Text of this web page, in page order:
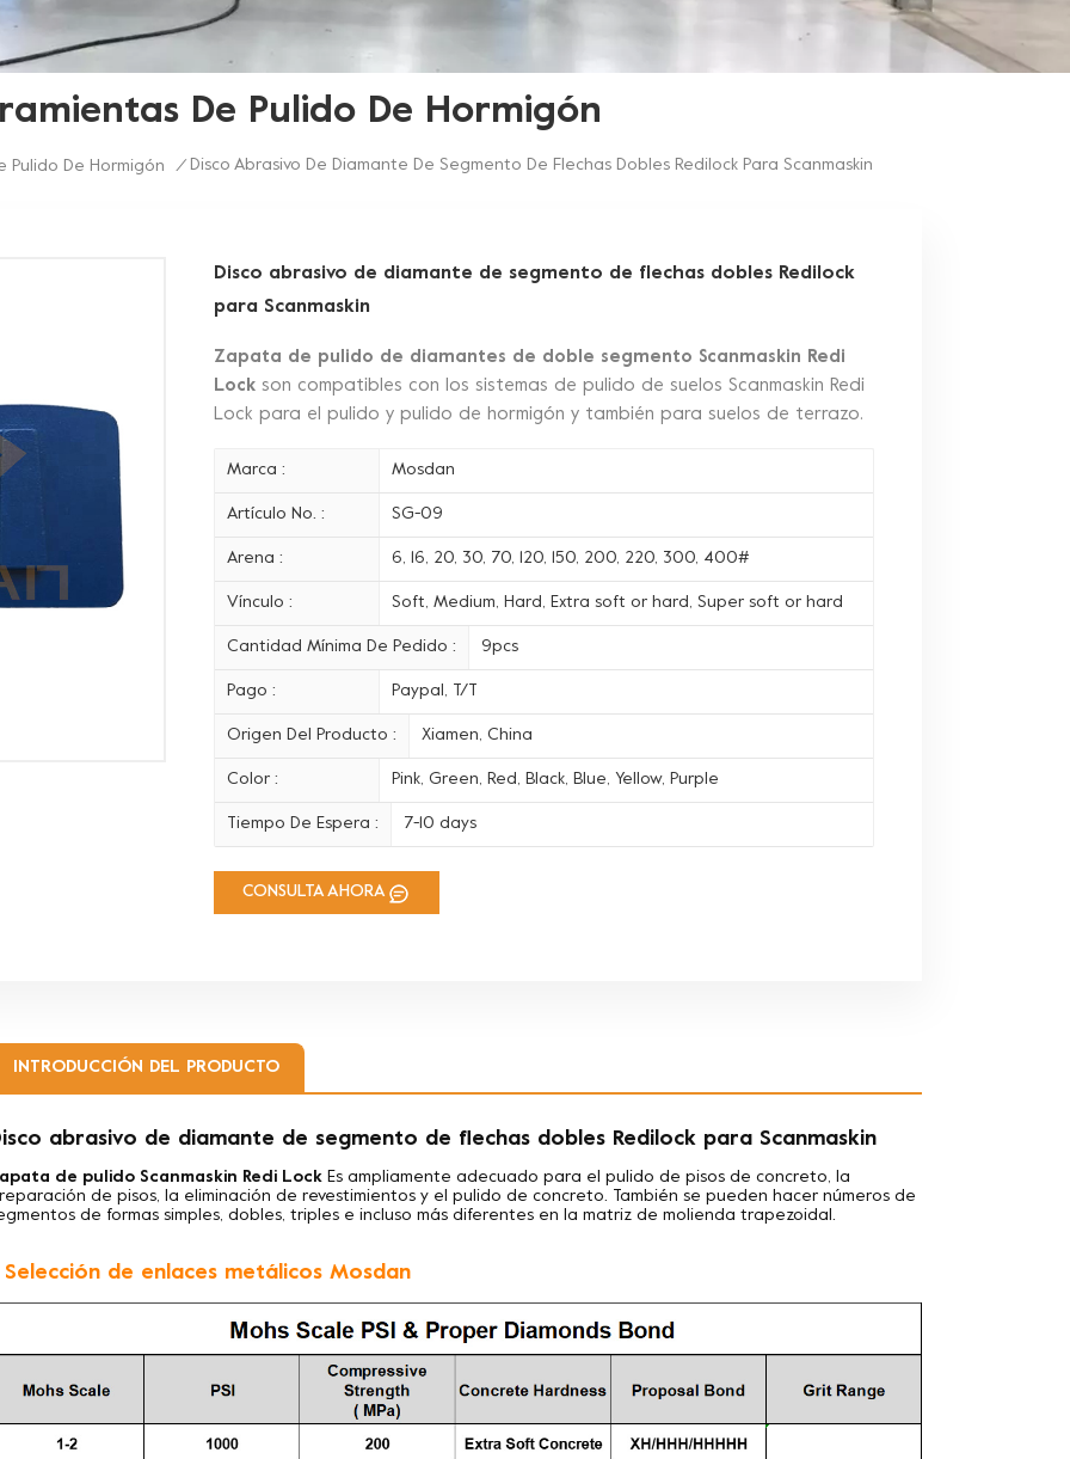
De Pulido De Hormigón
Pulido De Hormigón / Disco Abrasivo De Diamante De Segmento De Flechas Dobles Redilock Para Scanmaskin
Disco abrasivo de diamante de segmento de flechas dobles Redilock
para Scanmaskin
Zapata de pulido de diamantes de doble segmento Scanmaskin Redi
Lock son compatibles con los sistemas de pulido de suelos Scanmaskin Redi
Lock para el pulido y pulido de hormigón y también para suelos de terrazo.
Marca : Mosdan
Artículo No. : SG-09
Arena : 6, 16, 20, 30, 70, 120, 150, 200, 220, 300, 400#
Vínculo : Soft, Medium, Hard, Extra soft or hard, Super soft or hard
Cantidad Mínima De Pedido : 9pcs
Pago : Paypal, T/T
Origen Del Producto : Xiamen, China
Color : Pink, Green, Red, Black, Blue, Yellow, Purple
Tiempo De Espera : 7-10 days
CONSULTA AHORA
INTRODUCCIÓN DEL PRODUCTO
abrasivo de diamante de segmento de flechas dobles Redilock para Scanmaskin
de pulido Scanmaskin Redi Lock Es ampliamente adecuado para el pulido de pisos de concreto, la
de pisos, la eliminación de revestimientos y el pulido de concreto. También se pueden hacer números de
de formas simples, dobles, triples e incluso más diferentes en la matriz de molienda trapezoidal.
Selección de enlaces metálicos Mosdan